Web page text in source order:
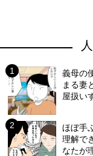
義母の
まる妻
屋扱い
ほぼ手
理解で
なたが